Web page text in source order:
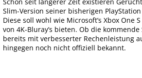
Slim-Version seiner bisherigen
Diese soll wohl wie Microsoft’s Xbox One
von 4K-Bluray’s bieten. Ob die
bereits mit verbesserter Rechenleistung
hingegen noch nicht offiziell bekannt.